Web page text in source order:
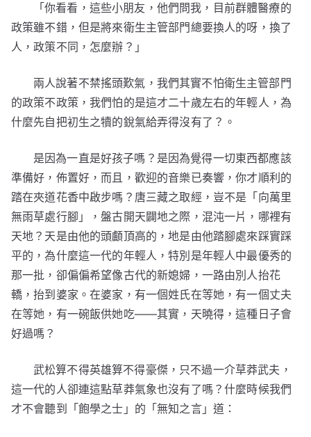
「你看看，這些小朋友，他們問我，目前群體醫療的
政策雖不錯，但是將來衛生主管部門總要換人的呀，換了
人，政策不同，怎麼辦？」
兩人說著不禁搖頭歎氣，我們其實不怕衛生主管部門
的政策不政策，我們怕的是這才二十歲左右的年輕人，為
什麼先自把初生之犢的銳氣給弄得沒有了？。
是因為一直是好孩子嗎？是因為覺得一切東西都應該
準備好，佈置好，而且，歡迎的音樂已奏響，你才順利的
踏在夾道花香中啟步嗎？唐三藏之取經，豈不是「向萬里
無雨草處行腳」，盤古開天闢地之際，混沌一片，哪裡有
天地？天是由他的頭顱頂高的，地是由他踏腳處來踩實踩
平的，為什麼這一代的年輕人，特別是年輕人中最優秀的
那一批，卻偏偏希望像古代的新媳婦，一路由別人抬花
轎，抬到婆家。在婆家，有一個姓氏在等她，有一個丈夫
在等她，有一碗飯供她吃——其實，天曉得，這種日子會
好過嗎？
武松算不得英雄算不得豪傑，只不過一介草莽武夫，
這一代的人卻連這點草莽氣象也沒有了嗎？什麼時候我們
才不會聽到「飽學之士」的「無知之言」道：